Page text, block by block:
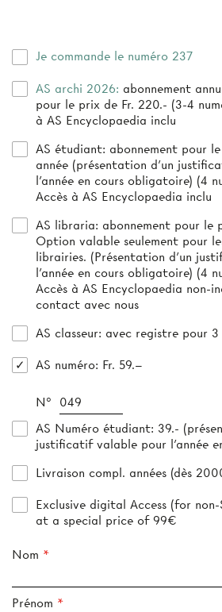
Je commande le numéro 237
AS archi 2026: abonnement
pour le prix de Fr. 220.- (3-4 numéros par année) Accès
à AS Encyclopaedia inclu
AS étudiant: abonnement pour
année (présentation d’un
l’année en cours obligatoire) (4 numéros par année)
Accès à AS Encyclopaedia inclu
AS libraria: abonnement pour le
Option valable seulement pour
librairies. (Présentation d'un
l'année en cours obligatoire) (4 numéros par année)
Accès à AS Encyclopaedia non-
contact avec nous
AS classeur: avec registre pour 3
AS numéro: Fr. 59.–
N°
AS Numéro étudiant: 39.-
justificatif valable pour l’année
Livraison compl. années (dès
Exclusive digital Access (for non-
at a special price of 99€
Nom
Prénom